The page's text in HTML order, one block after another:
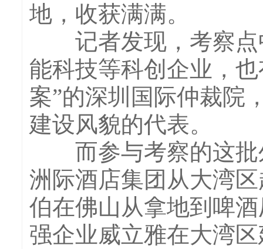
地，收获满满。
记者发现，考察点
能科技等科创企业，
案”的深圳国际仲裁院
建设风貌的代表。
而参与考察的这批
洲际酒店集团从大湾
伯在佛山从拿地到啤
强企业威立雅在大湾